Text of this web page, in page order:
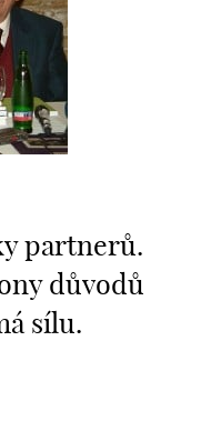
partnerů.
důvodů
sílu.